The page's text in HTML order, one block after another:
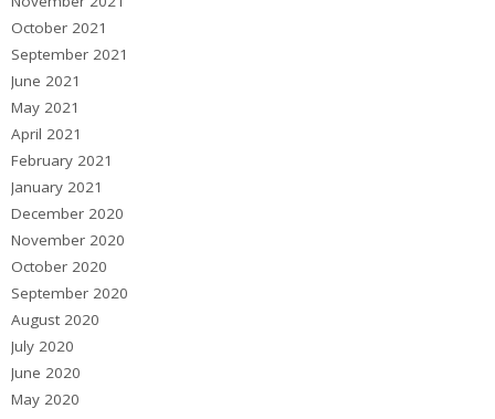
October 2021
September 2021
June 2021
May 2021
April 2021
February 2021
January 2021
December 2020
November 2020
October 2020
September 2020
August 2020
July 2020
June 2020
May 2020